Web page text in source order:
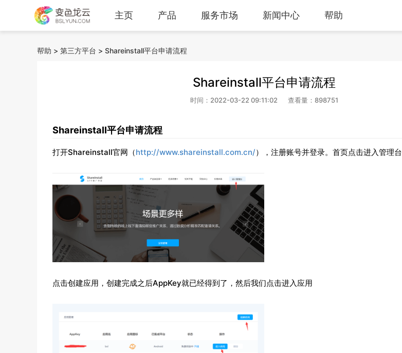
主页 产品 服务市场 新闻中心 帮助
帮助 > 第三方平台 > Shareinstall平台申请流程
Shareinstall平台申请流程
时间：2022-03-22 09:11:02 查看量：898751
Shareinstall平台申请流程
打开Shareinstall官网（http://www.shareinstall.com.cn/），注册账号并登录。首页点击进入管理台
点击创建应用，创建完成之后AppKey就已经得到了，然后我们点击进入应用